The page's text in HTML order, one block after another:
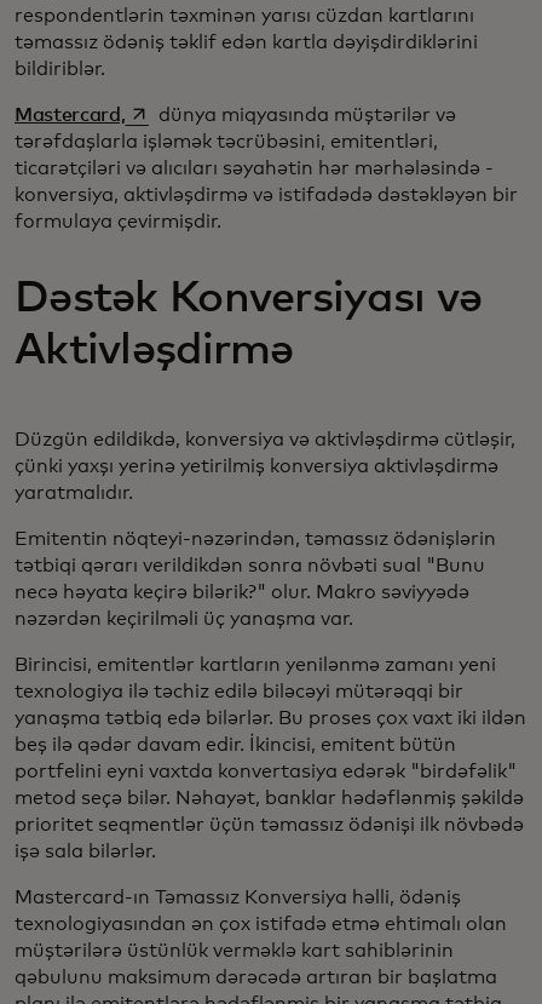
respondentlərin təxminən yarısı cüzdan kartlarını
təmassız ödəniş təklif edən kartla dəyişdirdiklərini
bildiriblər.
Mastercard, opens in a new tab
dünya miqyasında müştərilər və
tərəfdaşlarla işləmək təcrübəsini, emitentləri,
ticarətçiləri və alıcıları səyahətin hər mərhələsində -
konversiya, aktivləşdirmə və istifadədə dəstəkləyən bir
formulaya çevirmişdir.
Dəstək Konversiyası və
Aktivləşdirmə
Düzgün edildikdə, konversiya və aktivləşdirmə cütləşir,
çünki yaxşı yerinə yetirilmiş konversiya aktivləşdirmə
yaratmalıdır.
Emitentin nöqteyi-nəzərindən, təmassız ödənişlərin
tətbiqi qərarı verildikdən sonra növbəti sual "Bunu
necə həyata keçirə bilərik?" olur. Makro səviyyədə
nəzərdən keçirilməli üç yanaşma var.
Birincisi, emitentlər kartların yenilənmə zamanı yeni
texnologiya ilə təchiz edilə biləcəyi mütərəqqi bir
yanaşma tətbiq edə bilərlər. Bu proses çox vaxt iki ildən
beş ilə qədər davam edir. İkincisi, emitent bütün
portfelini eyni vaxtda konvertasiya edərək "birdəfəlik"
metod seçə bilər. Nəhayət, banklar hədəflənmiş şəkildə
prioritet seqmentlər üçün təmassız ödənişi ilk növbədə
işə sala bilərlər.
Mastercard-ın Təmassız Konversiya həlli, ödəniş
texnologiyasından ən çox istifadə etmə ehtimalı olan
müştərilərə üstünlük verməklə kart sahiblərinin
qəbulunu maksimum dərəcədə artıran bir başlatma